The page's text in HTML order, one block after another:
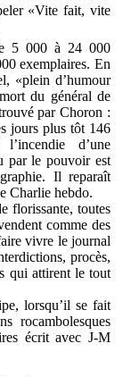
«Vite fait, vite
5 000 à 24 000
exemplaires. En
«plein d’humour
du général de
par Choron :
jours plus tôt 146
d’une
par le pouvoir est
Il reparaît
Charlie hebdo.
florissante, toutes
comme des
vivre le journal
procès,
qui attirent le tout
lorsqu’il se fait
rocambolesques
écrit avec J-M